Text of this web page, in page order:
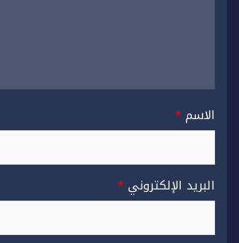
الاسم*
البريد الإلكتروني*